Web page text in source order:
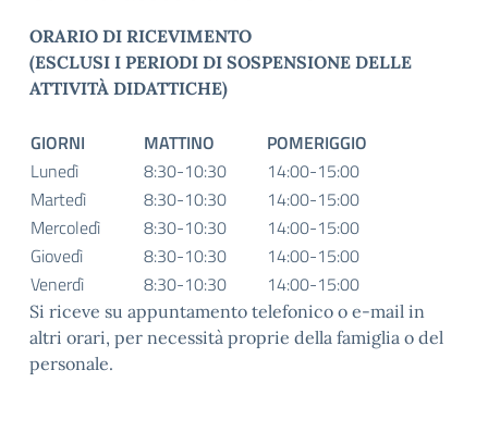
ORARIO DI RICEVIMENTO
(ESCLUSI I PERIODI DI SOSPENSIONE DELLE
ATTIVITÀ DIDATTICHE)
GIORNI MATTINO
POMERIGGIO
Lunedì
8:30-10:30
14:00-15:00
Martedì
8:30-10:30
14:00-15:00
Mercoledì
8:30-10:30
14:00-15:00
Giovedì
8:30-10:30
14:00-15:00
Venerdì
8:30-10:30 14:00-15:00
Si riceve su appuntamento telefonico o e-mail in
altri orari, per necessità proprie della famiglia o del
personale.